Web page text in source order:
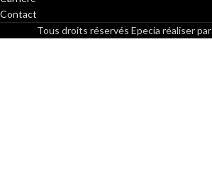
Contact
Tous droits réservés Epecia réaliser par